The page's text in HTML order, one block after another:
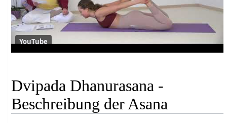
YouTube
Dvipada Dhanurasana -
Beschreibung der Asana